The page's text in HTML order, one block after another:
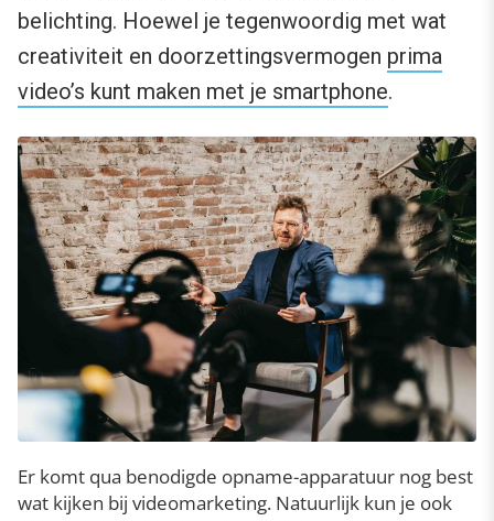
belichting. Hoewel je tegenwoordig met wat
creativiteit en doorzettingsvermogen prima
video’s kunt maken met je smartphone.
Er komt qua benodigde opname-apparatuur nog best
wat kijken bij videomarketing. Natuurlijk kun je ook